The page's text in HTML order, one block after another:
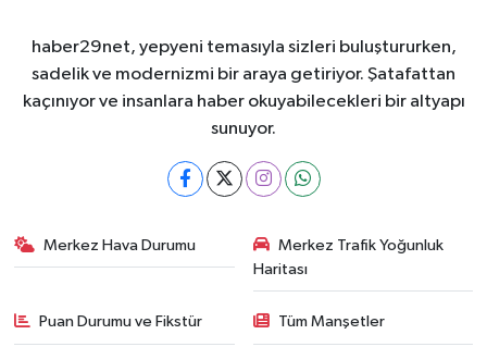
haber29net, yepyeni temasıyla sizleri buluştururken,
sadelik ve modernizmi bir araya getiriyor. Şatafattan
kaçınıyor ve insanlara haber okuyabilecekleri bir altyapı
sunuyor.
Merkez Hava Durumu
Merkez Trafik Yoğunluk
Haritası
Puan Durumu ve Fikstür Tüm Manşetler